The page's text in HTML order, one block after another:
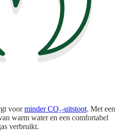
voorminder CO₂-uitstoot. Met een
warm water en een comfortabel
verbruikt.